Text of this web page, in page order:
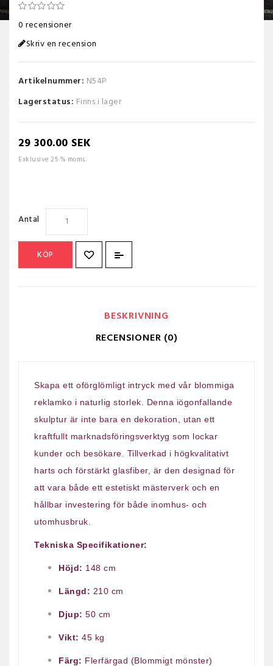
0 recensioner
Skriv en recension
Artikelnummer: N54P
Lagerstatus: Finns i lager
29 300.00 SEK
Exklusive 25 % moms.
Antal
KÖP
BESKRIVNING
RECENSIONER (0)
Skapa ett oförglömligt intryck med vår blommiga
reklamko i naturlig storlek. Denna iögonfallande
skulptur är inte bara en dekoration, utan ett
kraftfullt marknadsföringsverktyg som lockar
kunder och besökare. Tillverkad i högkvalitativt
harts och förstärkt glasfiber, är den designad för
att vara både ett estetiskt mästerverk och en
hållbar investering för både inomhus- och
utomhusbruk.
Tekniska Specifikationer:
Höjd: 148 cm
Längd: 210 cm
Djup: 50 cm
Vikt: 45 kg
Färg: Flerfärgad (Blommigt mönster)